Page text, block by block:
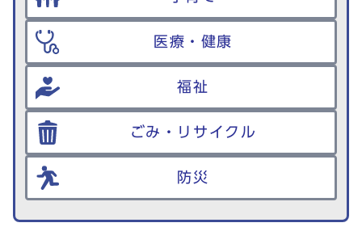
医療・健康
福祉
ごみ・リサイクル
防災